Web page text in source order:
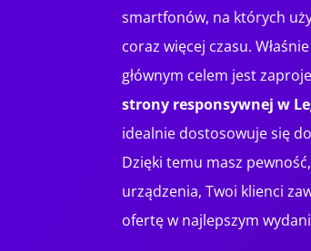
smartfonów, na których
coraz więcej czasu.
głównym celem jest
strony responsywnej w
idealnie dostosowuje się
Dzięki temu masz
urządzenia, Twoi klienci
ofertę w najlepszym